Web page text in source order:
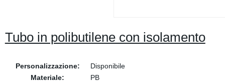
Tubo in polibutilene con isolamento
Personalizzazione:
Disponibile
Materiale:
PB